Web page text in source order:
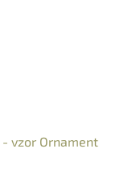
Utěrka - vzor Ornament